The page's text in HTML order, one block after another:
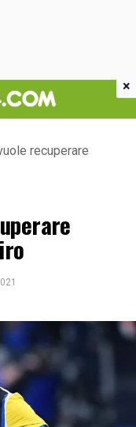
recuperare
×